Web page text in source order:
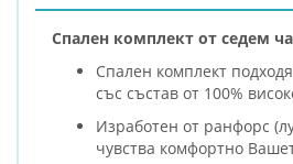
Спален комплект от седем
Спален комплект
със състав от 100%
Изработен от ранфорс
чувства комфортно